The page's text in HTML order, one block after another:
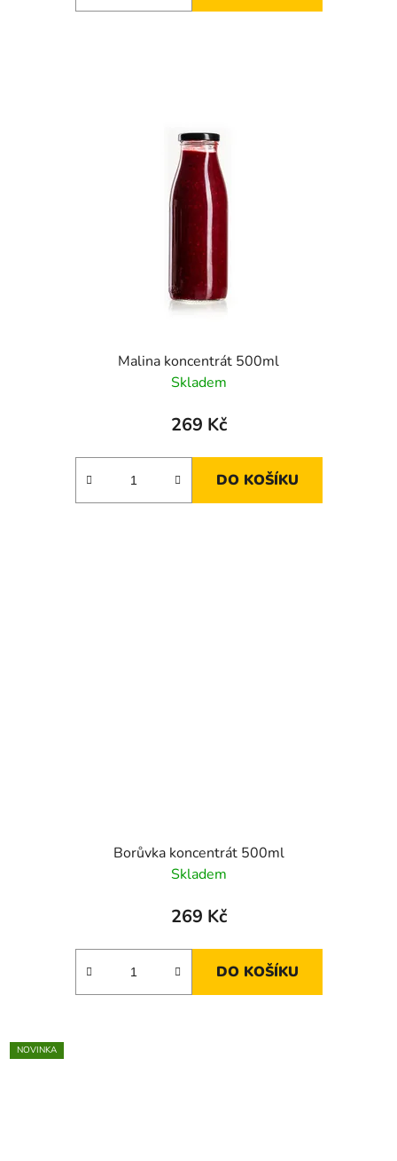
Malina koncentrát 500ml
Skladem
269 Kč
DO KOŠÍKU
Borůvka koncentrát 500ml
Skladem
269 Kč
DO KOŠÍKU
NOVINKA